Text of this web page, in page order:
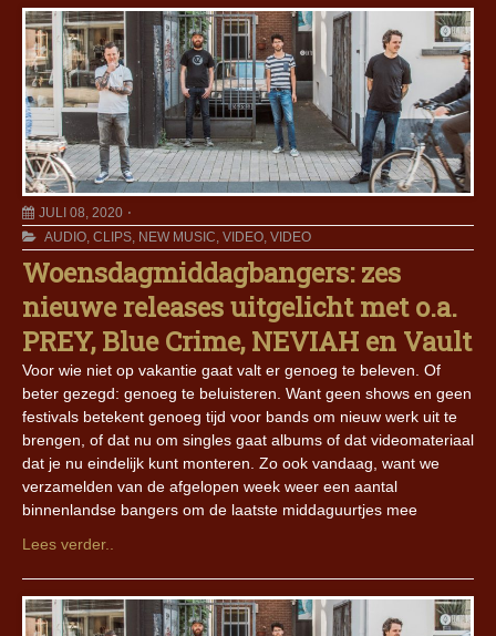
JULI 08, 2020
AUDIO, CLIPS, NEW MUSIC, VIDEO, VIDEO
Woensdagmiddagbangers: zes
nieuwe releases uitgelicht met o.a.
PREY, Blue Crime, NEVIAH en Vault
Voor wie niet op vakantie gaat valt er genoeg te beleven. Of
beter gezegd: genoeg te beluisteren. Want geen shows en geen
festivals betekent genoeg tijd voor bands om nieuw werk uit te
brengen, of dat nu om singles gaat albums of dat videomateriaal
dat je nu eindelijk kunt monteren. Zo ook vandaag, want we
verzamelden van de afgelopen week weer een aantal
binnenlandse bangers om de laatste middaguurtjes mee
Lees verder..